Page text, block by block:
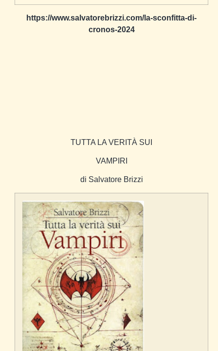
https://www.salvatorebrizzi.com/la-sconfitta-di-
cronos-2024
TUTTA LA VERITÀ SUI
VAMPIRI
di Salvatore Brizzi